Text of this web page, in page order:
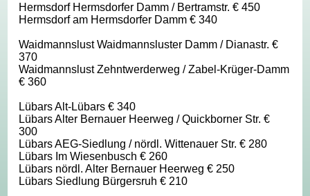
Hermsdorf Hermsdorfer Damm / Bertramstr. € 450
Hermsdorf am Hermsdorfer Damm € 340
Waidmannslust Waidmannsluster Damm / Dianastr. €
370
Waidmannslust Zehntwerderweg / Zabel-Krüger-Damm
€ 360
Lübars Alt-Lübars € 340
Lübars Alter Bernauer Heerweg / Quickborner Str. €
300
Lübars AEG-Siedlung / nördl. Wittenauer Str. € 280
Lübars Im Wiesenbusch € 260
Lübars nördl. Alter Bernauer Heerweg € 250
Lübars Siedlung Bürgersruh € 210